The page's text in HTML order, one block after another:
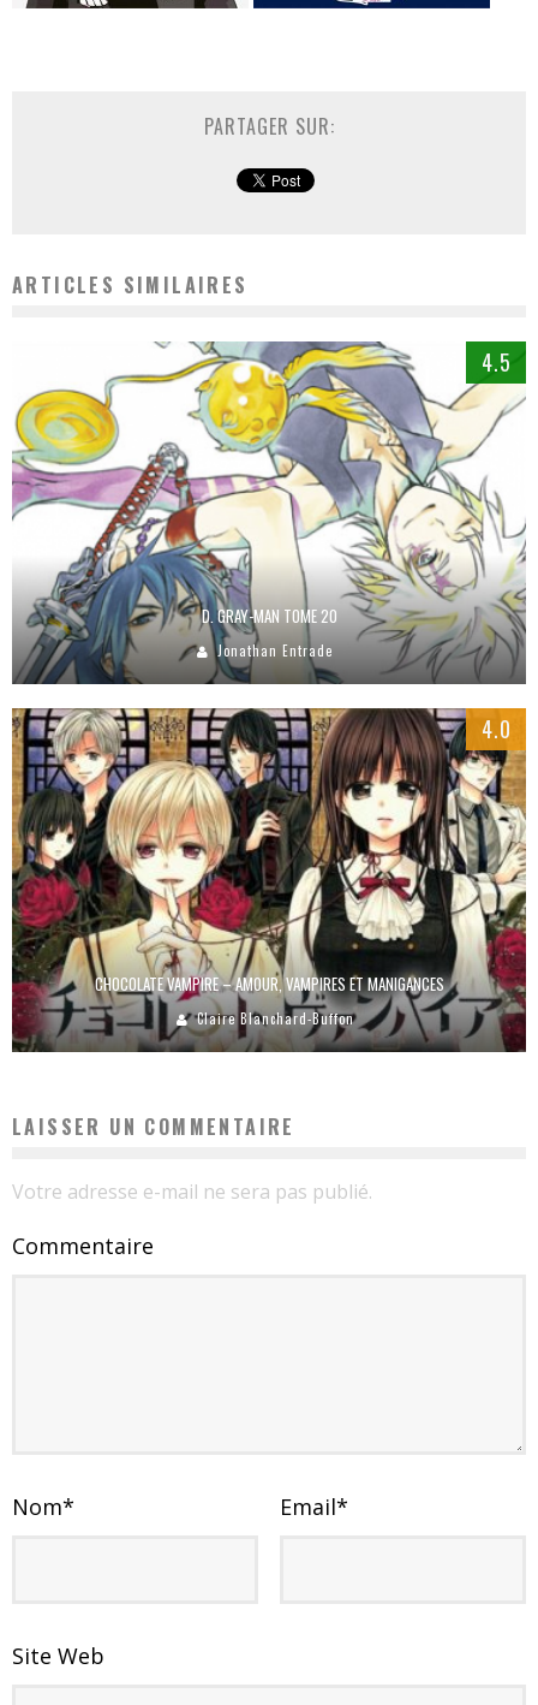
PARTAGER SUR:
ARTICLES SIMILAIRES
4.5
D. GRAY-MAN TOME 20
Jonathan Entrade
4.0
CHOCOLATE VAMPIRE – AMOUR, VAMPIRES ET MANIGANCES
Claire Blanchard-Buffon
LAISSER UN COMMENTAIRE
Votre adresse e-mail ne sera pas publié.
Commentaire
Nom* Email*
Site Web